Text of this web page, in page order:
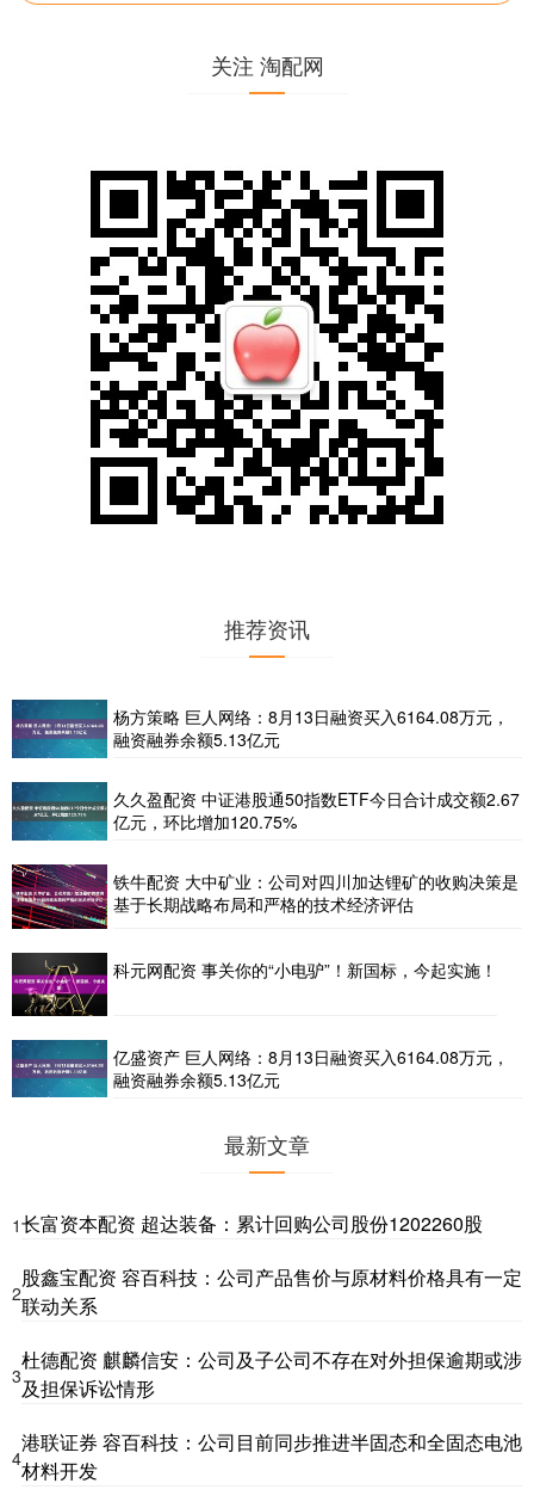
关注 淘配网
推荐资讯
杨方策略 巨人网络：8月13日融资买入6164.08万元，
融资融券余额5.13亿元
久久盈配资 中证港股通50指数ETF今日合计成交额2.67
亿元，环比增加120.75%
铁牛配资 大中矿业：公司对四川加达锂矿的收购决策是
基于长期战略布局和严格的技术经济评估
科元网配资 事关你的“小电驴”！新国标，今起实施！
亿盛资产 巨人网络：8月13日融资买入6164.08万元，
融资融券余额5.13亿元
最新文章
1长富资本配资 超达装备：累计回购公司股份1202260股
2
股鑫宝配资 容百科技：公司产品售价与原材料价格具有一定
联动关系
3
杜德配资 麒麟信安：公司及子公司不存在对外担保逾期或涉
及担保诉讼情形
4
港联证券 容百科技：公司目前同步推进半固态和全固态电池
材料开发